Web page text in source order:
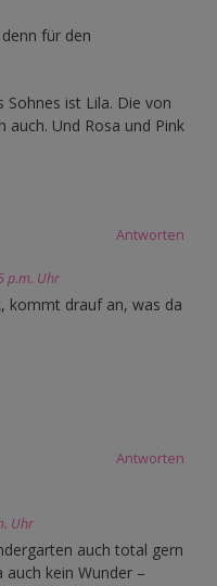
für den
Sohnes ist Lila. Die von
auch. Und Rosa und Pink
Antworten
p.m. Uhr
kommt drauf an, was da
Antworten
Uhr
auch total gern
auch kein Wunder –